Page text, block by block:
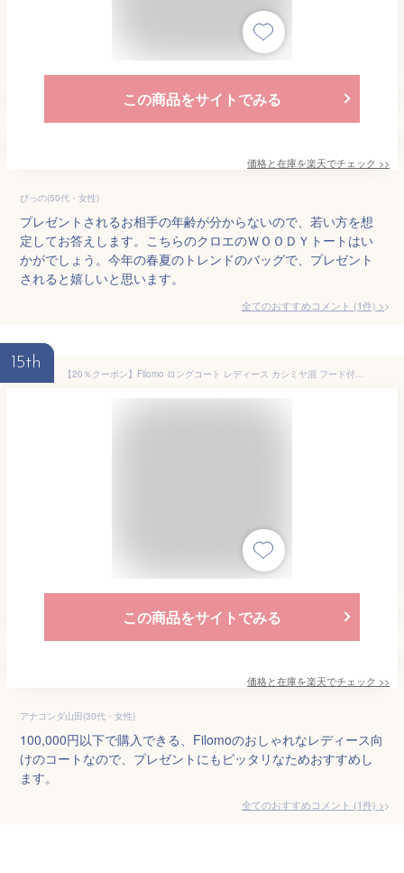
この商品をサイトでみる
価格と在庫を楽天でチェック >>
ぴっの(50代・女性)
プレゼントされるお相手の年齢が分からないので、若い方を想
定してお答えします。こちらのクロエのＷＯＯＤＹトートはい
かがでしょう。今年の春夏のトレンドのバッグで、プレゼント
されると嬉しいと思います。
全てのおすすめコメント (1件) >
15th
【20％クーポン】Filomo ロングコート レディース カシミヤ混 フード付き ロング丈 ミンク フォックス トリム ライトグレー/ネイビー 卒業式 入学式 母 女性 ギフト プレゼント 6F (02000230r)
この商品をサイトでみる
価格と在庫を楽天でチェック >>
アナコンダ山田(30代・女性)
100,000円以下で購入できる、Filomoのおしゃれなレディース向
けのコートなので、プレゼントにもピッタリなためおすすめし
ます。
全てのおすすめコメント (1件) >